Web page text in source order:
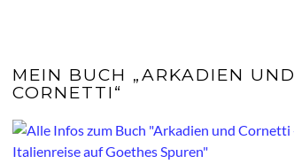
MEIN BUCH „ARKADIEN UND
CORNETTI“